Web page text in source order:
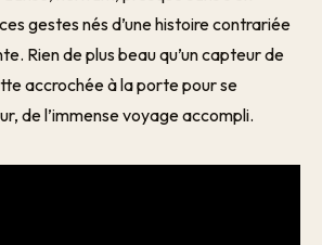
gestes nés d’une histoire contrariée
Rien de plus beau qu’un capteur de
accrochée à la porte pour se
de l’immense voyage accompli.